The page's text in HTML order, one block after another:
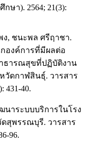
า). 2564; 21(3):
, ชนะพล ศรีฤาชา.
องค์การที่มีผลต่อ
ธารณสุขที่ปฏิบัติงาน
วัดกาฬสินธุ์. วารสาร
431-40.
าระบบบริการในโรง
สุพรรณบุรี. วารสาร
96.